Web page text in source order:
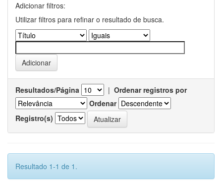
Adicionar filtros:
Utilizar filtros para refinar o resultado de busca.
Resultados/Página | Ordenar registros por
Ordenar
Registro(s)
Resultado 1-1 de 1.